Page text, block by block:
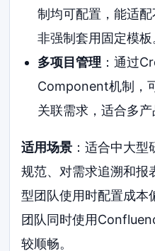
制均可配置，能适
非强制套用固定模板
多项目管理 ：通过
Component机制，
关联需求，适合多产
适用场景 ：适合中大
规范、对需求追溯和报
型团队使用时配置成本
团队同时使用
较顺畅。